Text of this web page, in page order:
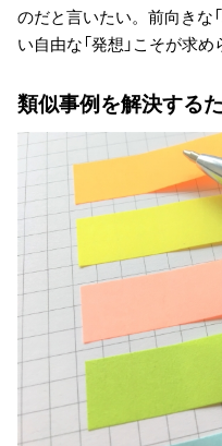
のだと言いたい。前向きな
い自由な「発想」こそが求
類似事例を解決する